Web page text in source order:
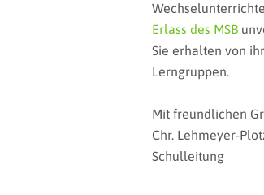
Erlass des MSB
Sie erhalten von
Lerngruppen.
Mit freundlichen
Chr. Lehmeyer-
Schulleitung